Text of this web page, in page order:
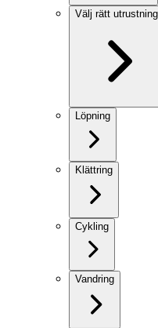
Välj rätt utrustning
Löpning
Klättring
Cykling
Vandring